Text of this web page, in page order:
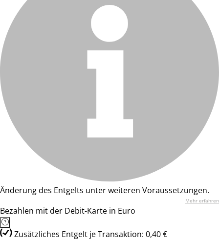
Änderung des Entgelts unter weiteren Voraussetzungen.
Mehr erfahren
Bezahlen mit der Debit-Karte in Euro
Zusätzliches Entgelt je Transaktion: 0,40 €